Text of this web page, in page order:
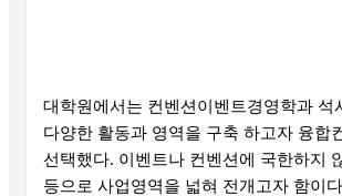
대학원에서는 컨벤션이벤트경영학과 석
다양한 활동과 영역을 구축 하고자 융합
선택했다. 이벤트나 컨벤션에 국한하지
등으로 사업영역을 넓혀 전개고자 함이다